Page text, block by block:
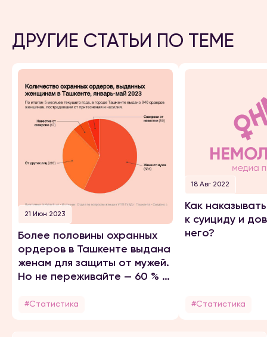
ДРУГИЕ СТАТЬИ ПО ТЕМЕ
21 Июн 2023
Более половины охранных
ордеров в Ташкенте выдана
женам для защиты от мужей.
Но не переживайте — 60 % из
#Статистика
18 Авг 2022
Как
к суициду и
него?
#Статистика